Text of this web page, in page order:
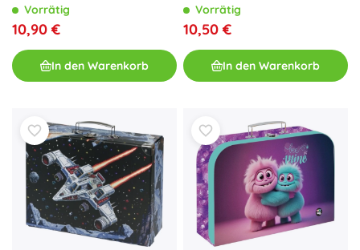
Vorrätig
10,90 €
In den Warenkorb
Vorrätig
10,50 €
In den Warenkorb